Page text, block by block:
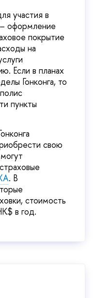
участия в
оформление
покрытие
на
Если в планах
Гонконга, то
пункты
свою
. В
стоимость
в год.